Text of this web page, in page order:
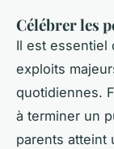
Célébrer les
Il est essentiel
exploits
quotidiennes.
à terminer un
parents atteint